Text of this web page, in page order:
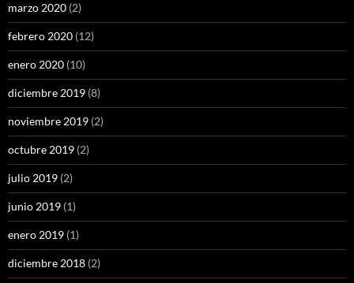
marzo 2020 (2)
febrero 2020 (12)
enero 2020 (10)
diciembre 2019 (8)
noviembre 2019 (2)
octubre 2019 (2)
julio 2019 (2)
junio 2019 (1)
enero 2019 (1)
diciembre 2018 (2)